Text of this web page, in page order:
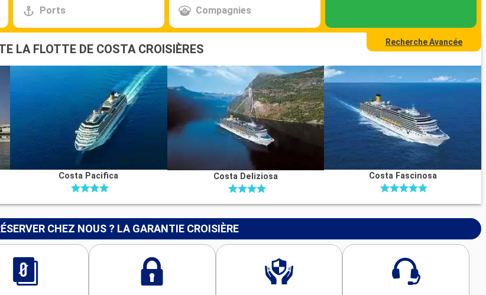
Ports Compagnies
Recherche Avancée
LA FLOTTE DE COSTA CROISIÈRES
Costa Pacifica Costa Deliziosa Costa Fascinosa
CHEZ NOUS ? LA GARANTIE CROISIÈRE